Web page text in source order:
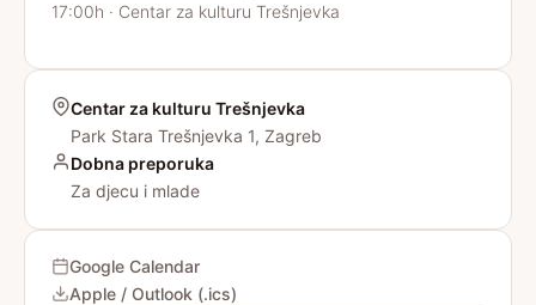
17:00h · Centar za kulturu Trešnjevka
Centar za kulturu Trešnjevka
Park Stara Trešnjevka 1, Zagreb
Dobna preporuka
Za djecu i mlade
Google Calendar
Apple / Outlook (.ics)